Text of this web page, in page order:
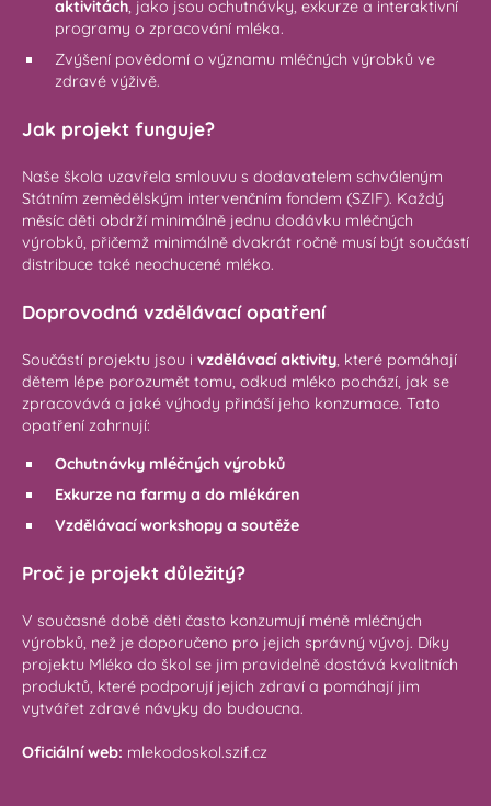
aktivitách, jako jsou ochutnávky, exkurze a interaktivní
programy o zpracování mléka.
Zvýšení povědomí o významu mléčných výrobků ve
zdravé výživě.
Jak projekt funguje?
Naše škola uzavřela smlouvu s dodavatelem schváleným
Státním zemědělským intervenčním fondem (SZIF). Každý
měsíc děti obdrží minimálně jednu dodávku mléčných
výrobků, přičemž minimálně dvakrát ročně musí být součástí
distribuce také neochucené mléko.
Doprovodná vzdělávací opatření
Součástí projektu jsou i vzdělávací aktivity, které pomáhají
dětem lépe porozumět tomu, odkud mléko pochází, jak se
zpracovává a jaké výhody přináší jeho konzumace. Tato
opatření zahrnují:
Ochutnávky mléčných výrobků
Exkurze na farmy a do mlékáren
Vzdělávací workshopy a soutěže
Proč je projekt důležitý?
V současné době děti často konzumují méně mléčných
výrobků, než je doporučeno pro jejich správný vývoj. Díky
projektu Mléko do škol se jim pravidelně dostává kvalitních
produktů, které podporují jejich zdraví a pomáhají jim
vytvářet zdravé návyky do budoucna.
Oficiální web: mlekodoskol.szif.cz